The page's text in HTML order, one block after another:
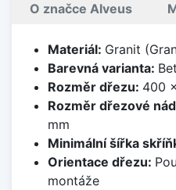
O značce Alveus
Materiál: Granit
Barevná varianta:
Rozměr dřezu: 400
Rozměr dřezové
mm
Minimální šířka
Orientace dřezu:
montáže